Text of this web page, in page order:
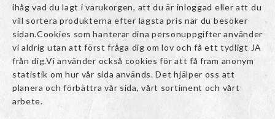
ihåg vad du lagt i varukorgen, att du är inloggad eller att du
vill sortera produkterna efter lägsta pris när du besöker
sidan.Cookies som hanterar dina personuppgifter använder
vi aldrig utan att först fråga dig om lov och få ett tydligt JA
från dig.Vi använder också cookies för att få fram anonym
statistik om hur vår sida används. Det hjälper oss att
planera och förbättra vår sida, vårt sortiment och vårt
arbete.